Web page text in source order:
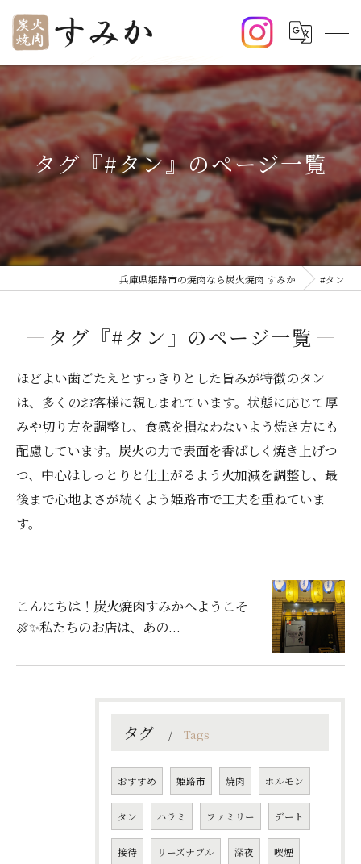
タグ『#タン』のページ一覧
兵庫県姫路市の焼肉なら炭火焼肉 すみか #タン
タグ『#タン』のページ一覧
ほどよい歯ごたえとすっきりとした旨みが特徴のタン
は、多くのお客様に親しまれています。状態に応じて厚
みや切り方を調整し、食感を損なわないよう焼き方にも
配慮しています。炭火の力で表面を香ばしく焼き上げつ
つ、中心はしっとりと仕上がるよう火加減を調整し、最
後まで心地よさが続くよう姫路市で工夫を重ねていま
す。
こんにちは！炭火焼肉すみかへようこそ
🍖✨私たちのお店は、あの...
タグ Tags
おすすめ 姫路市 焼肉 ホルモン
タン ハラミ ファミリー デート
接待 リーズナブル 深夜 喫煙